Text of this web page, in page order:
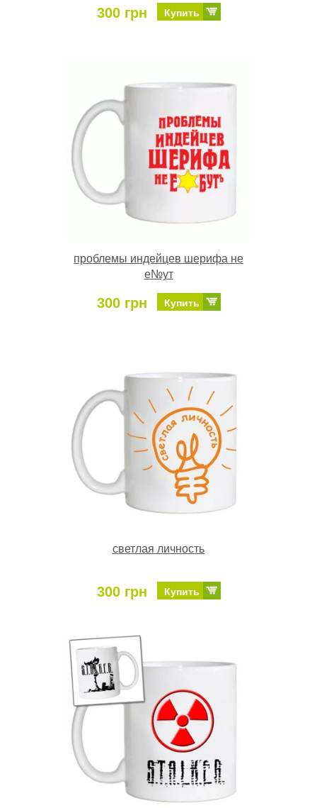
300 грн Купить
проблемы индейцев шерифа не
е№ут
300 грн Купить
светлая личность
300 грн Купить